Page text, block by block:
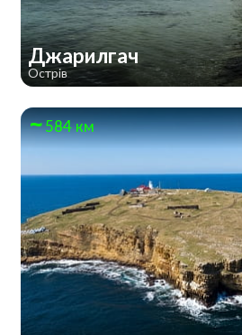
Джарилгач
Острів
584 км